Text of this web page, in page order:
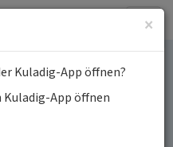
×
Kuladig-App öffnen?
App öffnen